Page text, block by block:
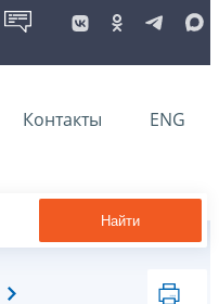
Контакты ENG
Найти